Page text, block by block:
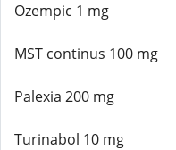
Ozempic 1 mg
MST continus 100 mg
Palexia 200 mg
Turinabol 10 mg